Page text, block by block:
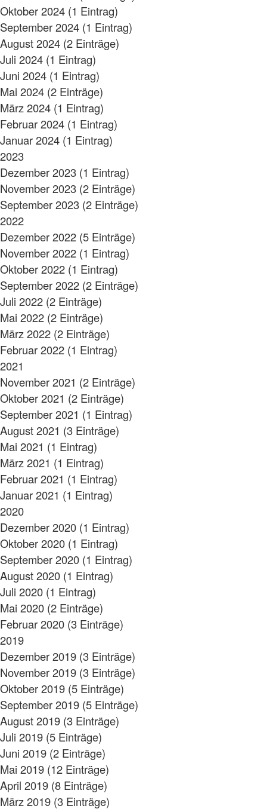
Oktober 2024 (1 Eintrag)
September 2024 (1 Eintrag)
August 2024 (2 Einträge)
Juli 2024 (1 Eintrag)
Juni 2024 (1 Eintrag)
Mai 2024 (2 Einträge)
März 2024 (1 Eintrag)
Februar 2024 (1 Eintrag)
Januar 2024 (1 Eintrag)
2023
Dezember 2023 (1 Eintrag)
November 2023 (2 Einträge)
September 2023 (2 Einträge)
2022
Dezember 2022 (5 Einträge)
November 2022 (1 Eintrag)
Oktober 2022 (1 Eintrag)
September 2022 (2 Einträge)
Juli 2022 (2 Einträge)
Mai 2022 (2 Einträge)
März 2022 (2 Einträge)
Februar 2022 (1 Eintrag)
2021
November 2021 (2 Einträge)
Oktober 2021 (2 Einträge)
September 2021 (1 Eintrag)
August 2021 (3 Einträge)
Mai 2021 (1 Eintrag)
März 2021 (1 Eintrag)
Februar 2021 (1 Eintrag)
Januar 2021 (1 Eintrag)
2020
Dezember 2020 (1 Eintrag)
Oktober 2020 (1 Eintrag)
September 2020 (1 Eintrag)
August 2020 (1 Eintrag)
Juli 2020 (1 Eintrag)
Mai 2020 (2 Einträge)
Februar 2020 (3 Einträge)
2019
Dezember 2019 (3 Einträge)
November 2019 (3 Einträge)
Oktober 2019 (5 Einträge)
September 2019 (5 Einträge)
August 2019 (3 Einträge)
Juli 2019 (5 Einträge)
Juni 2019 (2 Einträge)
Mai 2019 (12 Einträge)
April 2019 (8 Einträge)
März 2019 (3 Einträge)